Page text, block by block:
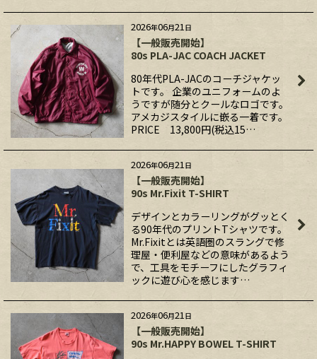
2026年06月21日
【一般販売開始】
80s PLA-JAC COACH JACKET
80年代PLA-JACのコーチジャケッ
トです。 企業のユニフォームのよ
うですが随分とクールなロゴです。
アメカジスタイルに嵌る一着です。
PRICE 13,800円(税込15…
2026年06月21日
【一般販売開始】
90s Mr.Fixit T-SHIRT
デザインとカラーリングがグッとく
る90年代のプリントTシャツです。
Mr.Fixitとは英語圏のスラングで修
理屋・便利屋などの意味があるよう
で、工具をモチーフにしたグラフィ
ックに遊び心を感じます…
2026年06月21日
【一般販売開始】
90s Mr.HAPPY BOWEL T-SHIRT